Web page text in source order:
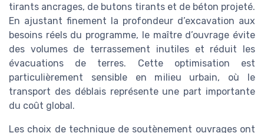
tirants ancrages, de butons tirants et de béton projeté.
En ajustant finement la profondeur d’excavation aux
besoins réels du programme, le maître d’ouvrage évite
des volumes de terrassement inutiles et réduit les
évacuations de terres. Cette optimisation est
particulièrement sensible en milieu urbain, où le
transport des déblais représente une part importante
du coût global.
Les choix de technique de soutènement ouvrages ont